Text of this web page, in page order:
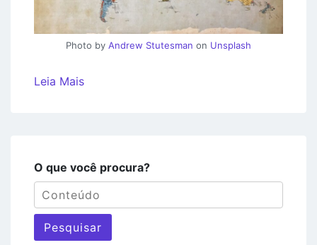
Photo by Andrew Stutesman on Unsplash
Leia Mais
O que você procura?
Pesquisar